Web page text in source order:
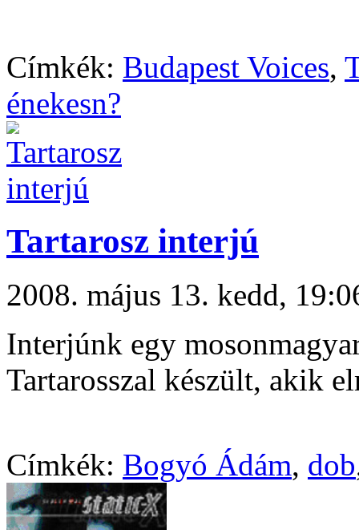
Címkék: Budapest Voices,
énekesn?
Tartarosz interjú
2008. május 13. kedd,
Interjúnk egy
Tartarosszal készült, akik
Címkék: Bogyó Ádám, dob